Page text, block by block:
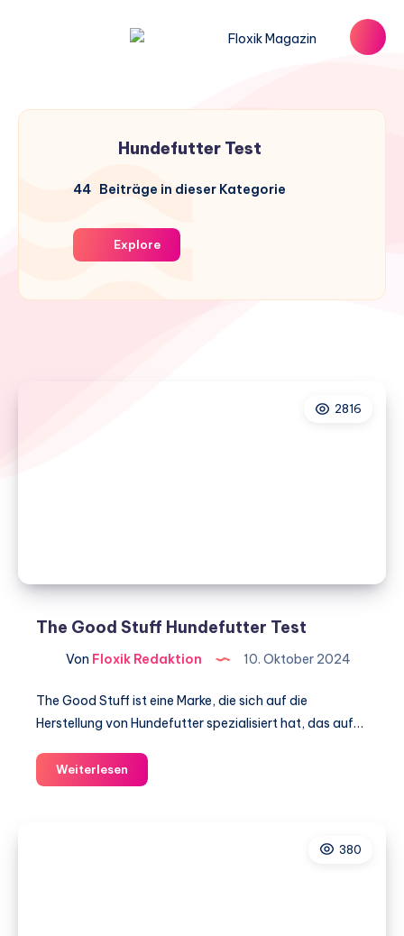
Hundefutter Test
44 Beiträge in dieser Kategorie
Explore
2816
The Good Stuff Hundefutter Test
Von Floxik Redaktion 10. Oktober 2024
The Good Stuff ist eine Marke, die sich auf die
Herstellung von Hundefutter spezialisiert hat, das auf…
Weiterlesen
Good
380